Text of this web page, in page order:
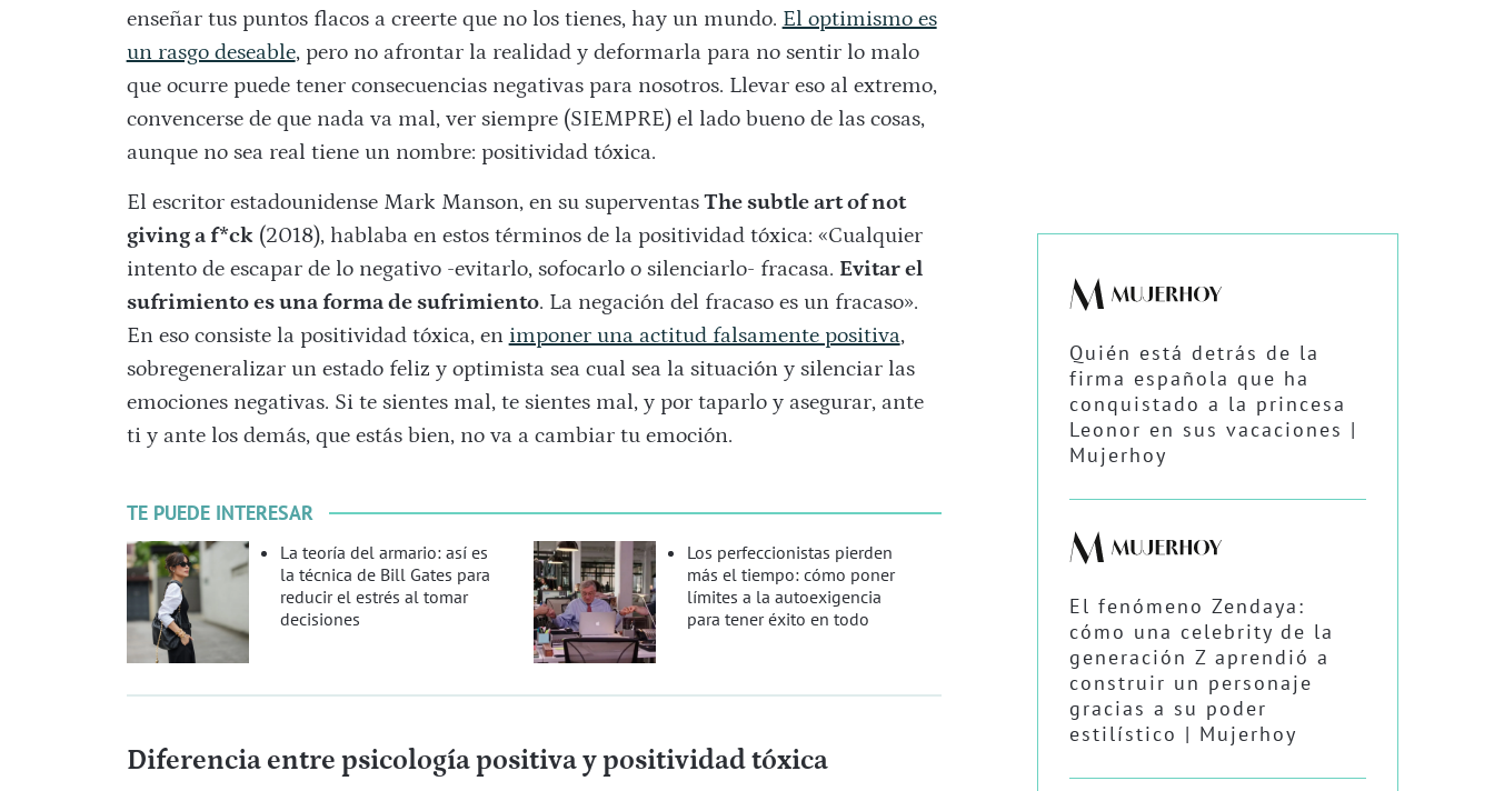
enseñar tus puntos flacos a creerte que no los tienes, hay un mundo. El optimismo es
un rasgo deseable, pero no afrontar la realidad y deformarla para no sentir lo malo
que ocurre puede tener consecuencias negativas para nosotros. Llevar eso al extremo,
convencerse de que nada va mal, ver siempre (SIEMPRE) el lado bueno de las cosas,
aunque no sea real tiene un nombre: positividad tóxica.
El escritor estadounidense Mark Manson, en su superventasThe subtle art of not
giving a f*ck(2018), hablaba en estos términos de la positividad tóxica: «Cualquier
intento de escapar de lo negativo -evitarlo, sofocarlo o silenciarlo- fracasa. Evitar el
sufrimiento es una forma de sufrimiento. La negación del fracaso es un fracaso».
En eso consiste la positividad tóxica, en imponer una actitud falsamente positiva,
sobregeneralizar un estado feliz y optimista sea cual sea la situación y silenciar las
emociones negativas. Si te sientes mal, te sientes mal, y por taparlo y asegurar, ante
ti y ante los demás, que estás bien, no va a cambiar tu emoción.
TE PUEDE INTERESAR
La teoría del armario: así es
la técnica de Bill Gates para
reducir el estrés al tomar
decisiones
Los perfeccionistas pierden
más el tiempo: cómo poner
límites a la autoexigencia
para tener éxito en todo
Diferencia entre psicología positiva y positividad tóxica
Quién está detrás de la
firma española que ha
conquistado a la princesa
Leonor en sus vacaciones |
Mujerhoy
El fenómeno Zendaya:
cómo una celebrity de la
generación Z aprendió a
construir un personaje
gracias a su poder
estilístico | Mujerhoy